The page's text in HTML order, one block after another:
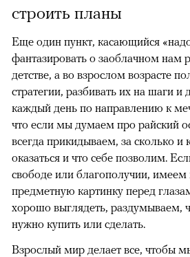
строить планы
Еще один пункт, касающийся
фантазировать о заоблачном нам
детстве, а во взрослом возрасте
стратегии, разбивать их на шаги и
каждый день по направлению к
что если мы думаем про райский
всегда прикидываем, за сколько
оказаться и что себе позволим.
свободе или благополучии, имеем
предметную картинку перед
хорошо выглядеть, раздумываем,
нужно купить или сделать.
Взрослый мир делает все, чтобы